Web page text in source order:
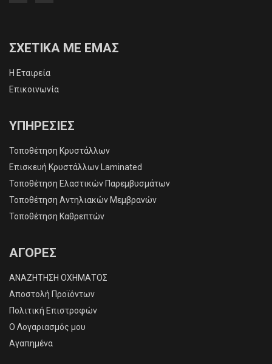
ΣΧΕΤΙΚΑ ΜΕ ΕΜΑΣ
Η Εταιρεία
Επικοινωνία
ΥΠΗΡΕΣΙΕΣ
Τοποθέτηση Κρυστάλλων
Επισκευή Κρυστάλλων Laminated
Τοποθέτηση Ελαστικών Παρεμβυσμάτων
Τοποθέτηση Αντηλιακών Μεμβρανών
Τοποθέτηση Καθρεπτών
ΑΓΟΡΕΣ
ΑΝΑΖΗΤΗΣΗ ΟΧΗΜΑΤΟΣ
Αποστολή Προϊόντων
Πολιτική Επιστροφών
O Λογαριασμός μου
Αγαπημένα